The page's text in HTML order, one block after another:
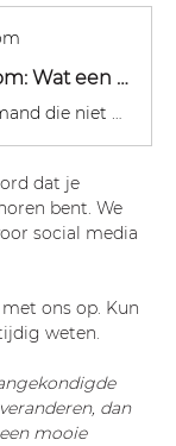
Linda van den Boom: Wat een transvrouw ons kan leren over seksualiteit, vrijheid en thuiskomen in ons lichaam
Soms ontmoet je iemand die niet alleen een verhaal vertelt, maar een perspectief opent. Voor mij is Linda van den Boom zo iemand.Linda is de oprichter van Sacred Sexual Grounding en begeleidt mensen in het verdiepen van hun relatie met hun lichaam, hun seksualiteit en hun levensenergie. Wat haar werk bijzonder maakt, is dat zij haar professionele expertise verbindt met haar persoonlijke levenspad als transvrouw.In een wereld waarin veel wordt gesproken óver transgender mensen, wordt er opvallend
dat je
bent. We
social media
ons op. Kun
weten.
dan
mooie